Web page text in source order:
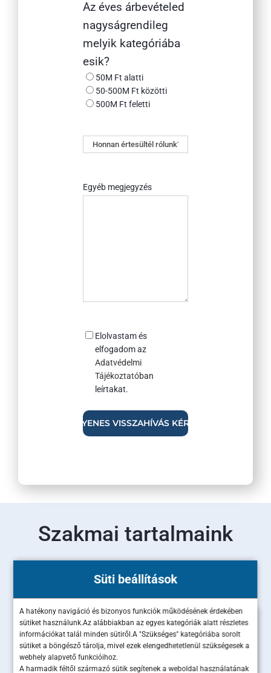
Süti beállítások
A hatékony navigáció és bizonyos funkciók működésének érdekében
sütiket használunk.Az alábbiakban az egyes kategóriák alatt részletes
információkat talál minden sütiről.A "Szükséges" kategóriába sorolt
sütiket a böngésző tárolja, mivel ezek elengedhetetlenül szükségesek a
webhely alapvető funkcióihoz.
A harmadik féltől származó sütik segítenek a weboldal használatának
Az éves árbevételed
nagyságrendileg
melyik kategóriába
esik?
50M Ft alatti
50-500M Ft közötti
500M Ft feletti
Honnan
értesültél
Egyéb megjegyzés
Consent
Elolvastam és
elfogadom az
Adatvédelmi
Tájékoztatóban
leírtakat.
Szakmai tartalmaink